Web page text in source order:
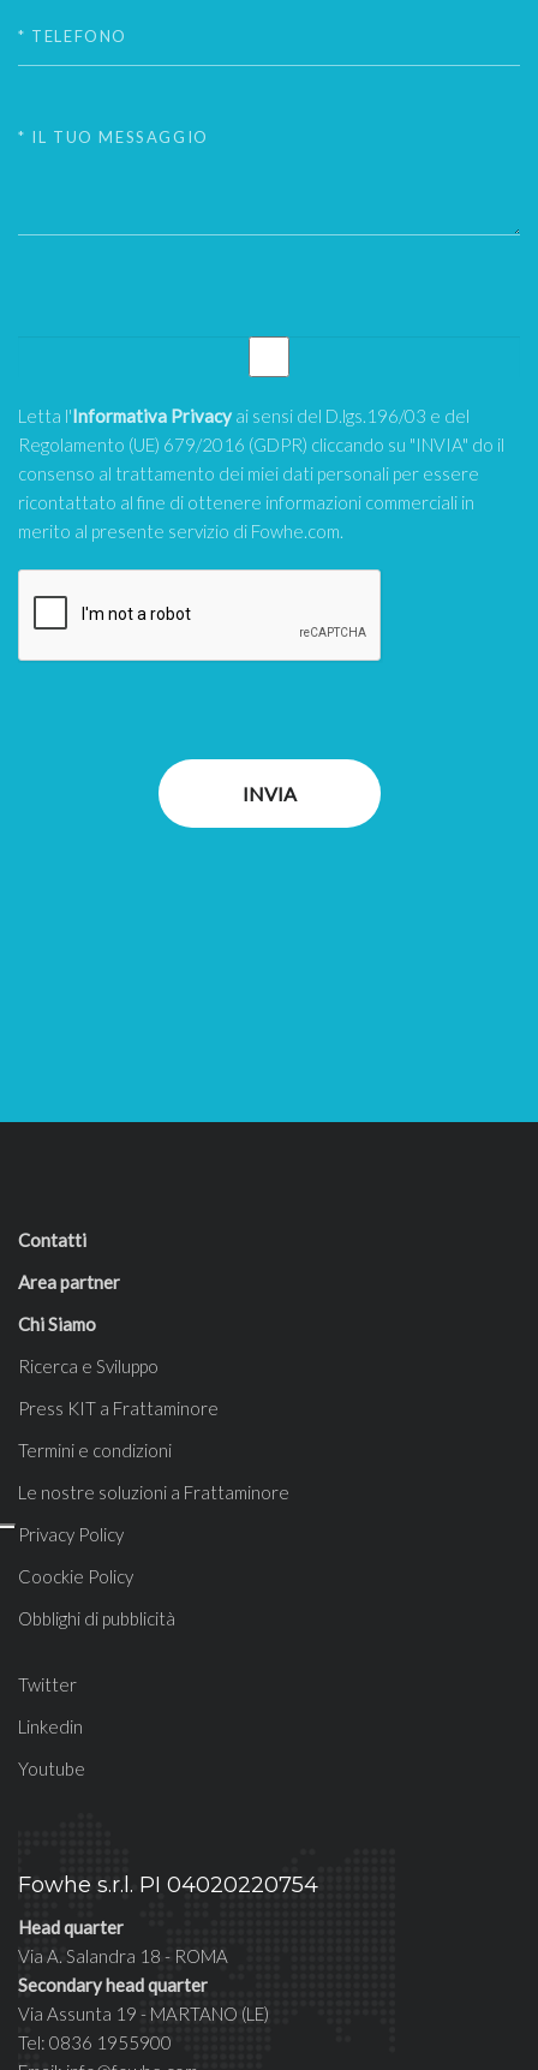
Letta l'Informativa Privacyai sensi del D.lgs.196/03 e del
Regolamento (UE) 679/2016 (GDPR) cliccando su "INVIA" do il
consenso al trattamento dei miei dati personali per essere
ricontattato al fine di ottenere informazioni commerciali in
merito al presente servizio di Fowhe.com.
INVIA
Contatti
Area partner
Chi Siamo
Ricerca e Sviluppo
Press KIT a Frattaminore
Termini e condizioni
Le nostre soluzioni a Frattaminore
Privacy Policy
Coockie Policy
Obblighi di pubblicità
Twitter
Linkedin
Youtube
Fowhe s.r.l. PI 04020220754
Head quarter
Via A. Salandra 18 - ROMA
Secondary head quarter
Via Assunta 19 - MARTANO (LE)
Tel: 0836 1955900